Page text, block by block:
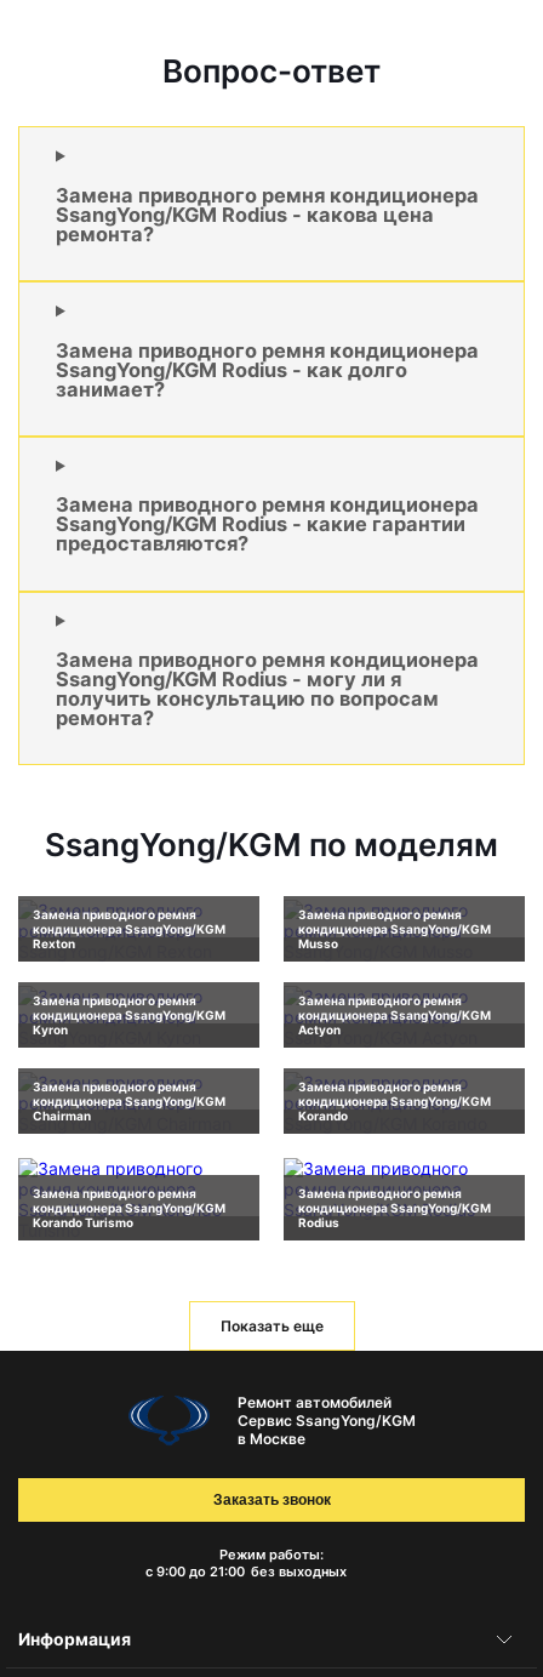
Вопрос-ответ
Замена приводного ремня кондиционера
SsangYong/KGM Rodius - какова цена
ремонта?
Замена приводного ремня кондиционера
SsangYong/KGM Rodius - как долго
занимает?
Замена приводного ремня кондиционера
SsangYong/KGM Rodius - какие гарантии
предоставляются?
Замена приводного ремня кондиционера
SsangYong/KGM Rodius - могу ли я
получить консультацию по вопросам
ремонта?
SsangYong/KGM по моделям
Замена приводного ремня
кондиционера SsangYong/KGM
Rexton
Замена приводного ремня
кондиционера SsangYong/KGM
Musso
Замена приводного ремня
кондиционера SsangYong/KGM
Kyron
Замена приводного ремня
кондиционера SsangYong/KGM
Actyon
Замена приводного ремня
кондиционера SsangYong/KGM
Chairman
Замена приводного ремня
кондиционера SsangYong/KGM
Korando
Замена приводного ремня
кондиционера SsangYong/KGM
Korando Turismo
Замена приводного ремня
кондиционера SsangYong/KGM
Rodius
Показать еще
Ремонт автомобилей
Сервис SsangYong/KGM
в Москве
Режим работы:
с 9:00 до 21:00 без выходных
Заказать звонок
Информация